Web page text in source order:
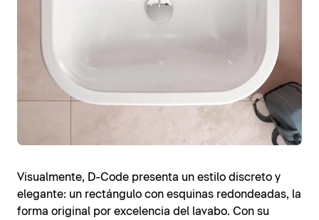
Visualmente, D-Code presenta un estilo discreto y
elegante: un rectángulo con esquinas redondeadas, la
forma original por excelencia del lavabo. Con su